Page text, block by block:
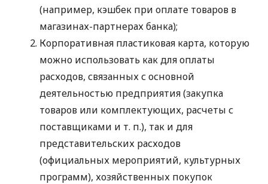
(например, кэшбек при оплате товаров в
магазинах-партнерах банка);
Корпоративная пластиковая карта, которую
можно использовать как для оплаты
расходов, связанных с основной
деятельностью предприятия (закупка
товаров или комплектующих, расчеты с
поставщиками и т. п.), так и для
представительских расходов
(официальных мероприятий, культурных
программ), хозяйственных покупок